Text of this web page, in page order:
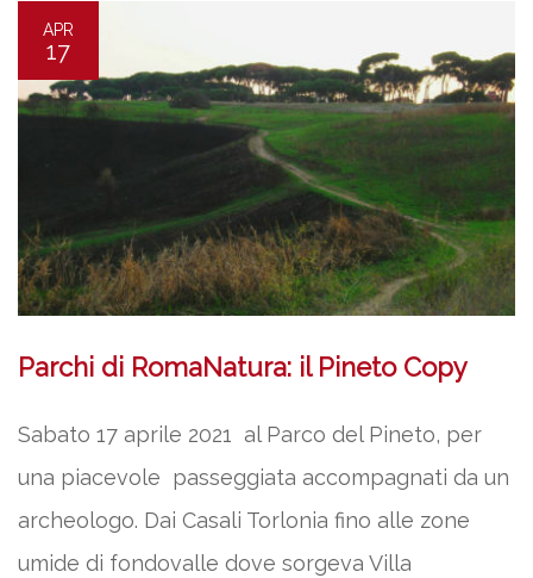
APR
17
Parchi di RomaNatura: il Pineto Copy
Sabato 17 aprile 2021 al Parco del Pineto, per
una piacevole passeggiata accompagnati da un
archeologo. Dai Casali Torlonia fino alle zone
umide di fondovalle dove sorgeva Villa